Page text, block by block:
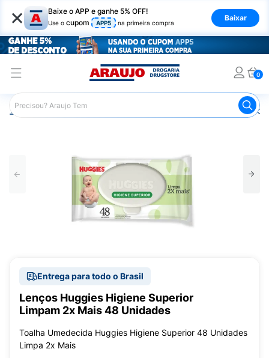
× Baixe o APP e ganhe 5% OFF!
Use o cupom APP5 na primeira compra
Baixar
0
Araujo Infantil Lenços Umedecidos
Entrega para todo o Brasil
Lenços Huggies Higiene Superior
Limpam 2x Mais 48 Unidades
Toalha Umedecida Huggies Higiene Superior 48 Unidades
Limpa 2x Mais